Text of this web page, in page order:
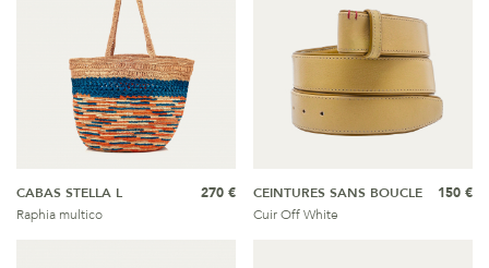
CABAS STELLA L
Raphia multico
270 €
CEINTURES SANS BOUCLE
Cuir Off White
150 €